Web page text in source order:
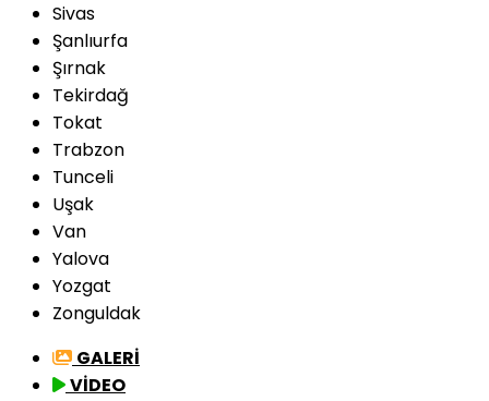
Sivas
Şanlıurfa
Şırnak
Tekirdağ
Tokat
Trabzon
Tunceli
Uşak
Van
Yalova
Yozgat
Zonguldak
GALERİ
VİDEO